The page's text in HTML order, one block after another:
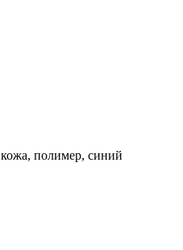
полимер, синий